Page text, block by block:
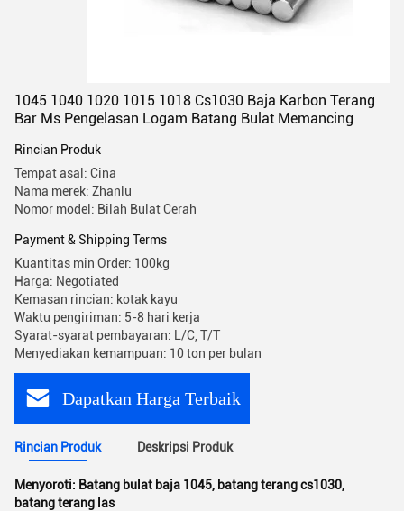
1045 1040 1020 1015 1018 Cs1030 Baja Karbon Terang
Bar Ms Pengelasan Logam Batang Bulat Memancing
Rincian Produk
Tempat asal: Cina
Nama merek: Zhanlu
Nomor model: Bilah Bulat Cerah
Payment & Shipping Terms
Kuantitas min Order: 100kg
Harga: Negotiated
Kemasan rincian: kotak kayu
Waktu pengiriman: 5-8 hari kerja
Syarat-syarat pembayaran: L/C, T/T
Menyediakan kemampuan: 10 ton per bulan
Dapatkan Harga Terbaik
Rincian Produk Deskripsi Produk
Menyoroti: Batang bulat baja 1045, batang terang cs1030,
batang terang las